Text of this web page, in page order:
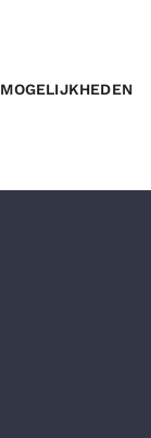
MOGELIJKHEDEN